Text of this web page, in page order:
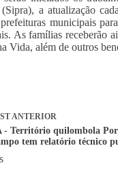
a atualização
municipais
As famílias
Vida, além de outros
ANTERIOR
- Território quilombola
tem relatório técnico